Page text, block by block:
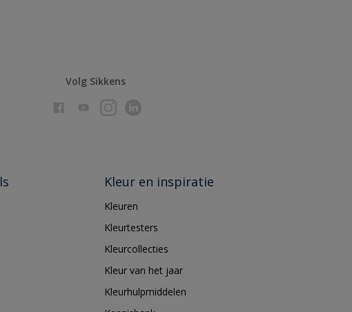
Volg Sikkens
Kleur en inspiratie
Kleuren
Kleurtesters
Kleurcollecties
Kleur van het jaar
Kleurhulpmiddelen